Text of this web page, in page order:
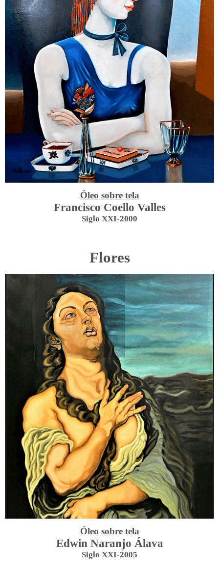
Óleo sobre tela
Francisco Coello Valles
Siglo XXI-2000
Flores
Óleo sobre tela
Edwin Naranjo Álava
Siglo XXI-2005